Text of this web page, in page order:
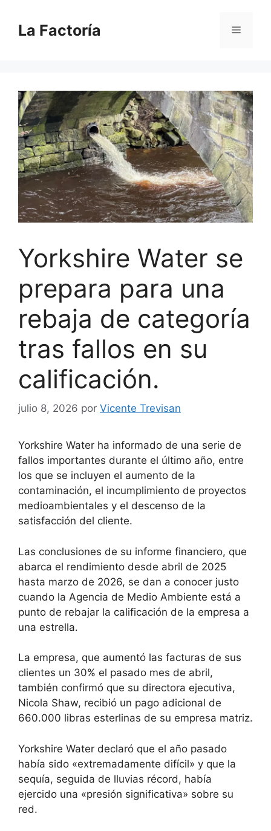
contenido
La Factoría Menú
Yorkshire Water se
prepara para una
rebaja de categoría
tras fallos en su
calificación.
julio 8, 2026 por Vicente Trevisan
Yorkshire Water ha informado de una serie de
fallos importantes durante el último año, entre
los que se incluyen el aumento de la
contaminación, el incumplimiento de proyectos
medioambientales y el descenso de la
satisfacción del cliente.
Las conclusiones de su informe financiero, que
abarca el rendimiento desde abril de 2025
hasta marzo de 2026, se dan a conocer justo
cuando la Agencia de Medio Ambiente está a
punto de rebajar la calificación de la empresa a
una estrella.
La empresa, que aumentó las facturas de sus
clientes un 30% el pasado mes de abril,
también confirmó que su directora ejecutiva,
Nicola Shaw, recibió un pago adicional de
660.000 libras esterlinas de su empresa matriz.
Yorkshire Water declaró que el año pasado
había sido «extremadamente difícil» y que la
sequía, seguida de lluvias récord, había
ejercido una «presión significativa» sobre su
red.